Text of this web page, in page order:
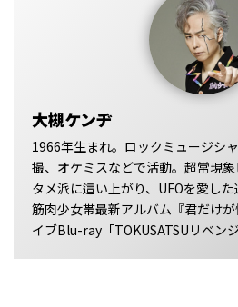
大槻ケンヂ
1966年生まれ。ロックミュージシ
撮、オケミスなどで活動。超常現
タメ派に這い上がり、UFOを愛した
筋肉少女帯最新アルバム『君だけ
イブBlu-ray「TOKUSATSUリベン